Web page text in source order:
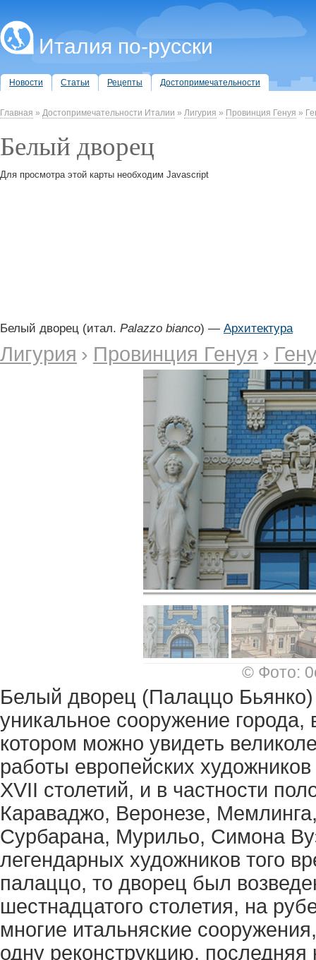
Италия по-русски
Новости Статьи Рецепты Достопримечательности
Главная » Достопримечательности Италии » Лигурия » Провинция Генуя »
Белый дворец
Для просмотра этой карты необходим Javascript
Белый дворец (итал. Palazzo bianco) — Архитектура
Лигурия › Провинция Генуя ›
© Фото:
Белый дворец (Палаццо Бьянко)
уникальное сооружение города,
котором можно увидеть
работы европейских
XVII столетий, и в частности
Караваджо, Веронезе,
Сурбарана, Мурильо, Симона
легендарных художников того
палаццо, то дворец был
шестнадцатого столетия, на
многие итальняские
одну реконструкцию,